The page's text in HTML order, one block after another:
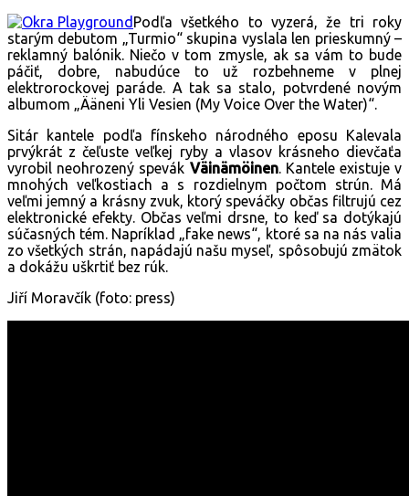
Podľa všetkého to vyzerá, že tri roky
starým debutom „Turmio“ skupina vyslala len prieskumný –
reklamný balónik. Niečo v tom zmysle, ak sa vám to bude
páčiť, dobre, nabudúce to už rozbehneme v plnej
elektrorockovej paráde. A tak sa stalo, potvrdené novým
albumom „Ääneni Yli Vesien (My Voice Over the Water)“.
Sitár kantele podľa fínskeho národného eposu Kalevala
prvýkrát z čeľuste veľkej ryby a vlasov krásneho dievčaťa
vyrobil neohrozený spevák Väinämöinen. Kantele existuje v
mnohých veľkostiach a s rozdielnym počtom strún. Má
veľmi jemný a krásny zvuk, ktorý speváčky občas filtrujú cez
elektronické efekty. Občas veľmi drsne, to keď sa dotýkajú
súčasných tém. Napríklad „fake news“, ktoré sa na nás valia
zo všetkých strán, napádajú našu myseľ, spôsobujú zmätok
a dokážu uškrtiť bez rúk.
Jiří Moravčík (foto: press)